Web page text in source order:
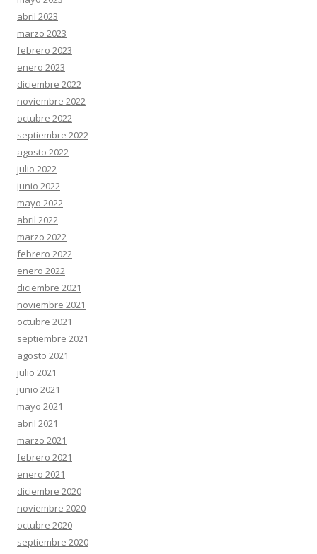
abril 2023
marzo 2023
febrero 2023
enero 2023
diciembre 2022
noviembre 2022
octubre 2022
septiembre 2022
agosto 2022
julio 2022
junio 2022
mayo 2022
abril 2022
marzo 2022
febrero 2022
enero 2022
diciembre 2021
noviembre 2021
octubre 2021
septiembre 2021
agosto 2021
julio 2021
junio 2021
mayo 2021
abril 2021
marzo 2021
febrero 2021
enero 2021
diciembre 2020
noviembre 2020
octubre 2020
septiembre 2020